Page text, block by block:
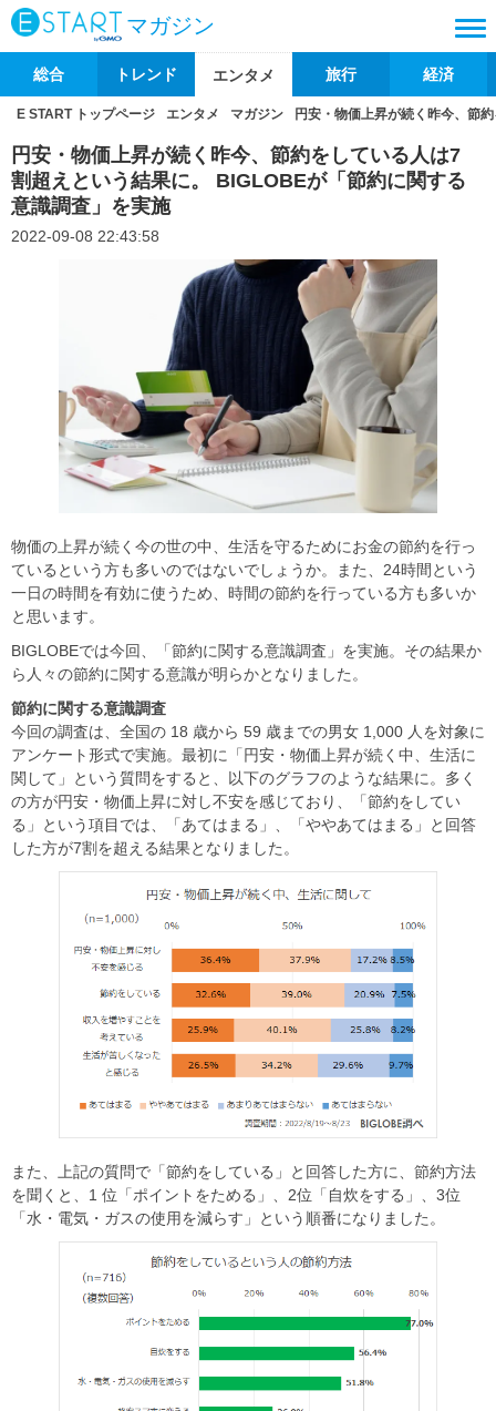
マガジン
総合 トレンド エンタメ 旅行 経済
E START トップページ エンタメ マガジン 円安・物価上昇が続く昨今、節
円安・物価上昇が続く昨今、節約をしている人は7
割超えという結果に。 BIGLOBEが「節約に関する
意識調査」を実施
2022-09-08 22:43:58
物価の上昇が続く今の世の中、生活を守るためにお金の節約を行っ
ているという方も多いのではないでしょうか。また、24時間という
一日の時間を有効に使うため、時間の節約を行っている方も多いか
と思います。
BIGLOBEでは今回、「節約に関する意識調査」を実施。その結果か
ら人々の節約に関する意識が明らかとなりました。
節約に関する意識調査
今回の調査は、全国の 18 歳から 59 歳までの男女 1,000 人を対象に
アンケート形式で実施。最初に「円安・物価上昇が続く中、生活に
関して」という質問をすると、以下のグラフのような結果に。多く
の方が円安・物価上昇に対し不安を感じており、「節約をしてい
る」という項目では、「あてはまる」、「ややあてはまる」と回答
した方が7割を超える結果となりました。
また、上記の質問で「節約をしている」と回答した方に、節約方法
を聞くと、1 位「ポイントをためる」、2位「自炊をする」、3位
「水・電気・ガスの使用を減らす」という順番になりました。